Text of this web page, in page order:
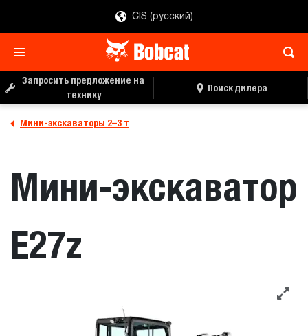
CIS (русский)
Запросить предложение на
технику
Поиск дилера
Мини-экскаваторы 2–3 т
Мини-экскаватор
E27z
ЗАПРОС ЦЕНЫ ПОИСК ДИЛЕРА